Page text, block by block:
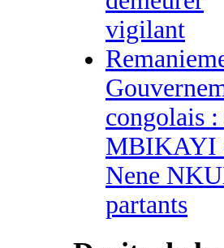
vigilant
congolais :
MBIKAYI
Nene
partants